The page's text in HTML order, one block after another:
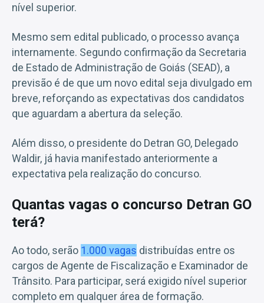
nível superior.
Mesmo sem edital publicado, o processo avança
internamente. Segundo confirmação da Secretaria
de Estado de Administração de Goiás (SEAD), a
previsão é de que um novo edital seja divulgado em
breve, reforçando as expectativas dos candidatos
que aguardam a abertura da seleção.
Além disso, o presidente do Detran GO, Delegado
Waldir, já havia manifestado anteriormente a
expectativa pela realização do concurso.
Quantas vagas o concurso Detran GO
terá?
Ao todo, serão 1.000 vagas distribuídas entre os
cargos de Agente de Fiscalização e Examinador de
Trânsito. Para participar, será exigido nível superior
completo em qualquer área de formação.